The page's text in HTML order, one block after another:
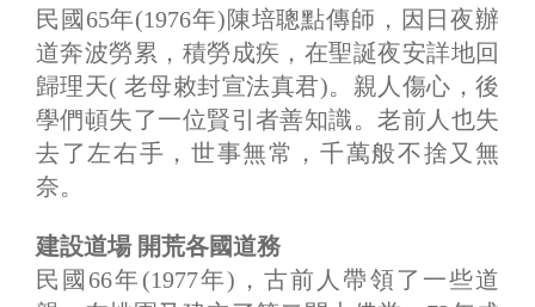
民國65年(1976年)陳培聰點傳師，因日夜辦
道奔波勞累，積勞成疾，在聖誕夜安詳地回
歸理天( 老母敕封宣法真君)。親人傷心，後
學們頓失了一位賢引者善知識。老前人也失
去了左右手，世事無常，千萬般不捨又無
奈。
建設道場 開荒各國道務
民國66年(1977年)，古前人帶領了一些道